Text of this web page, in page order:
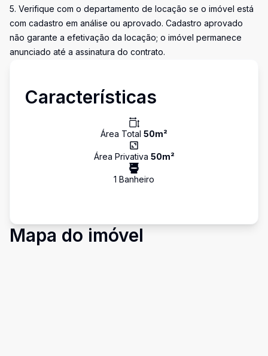
5. Verifique com o departamento de locação se o imóvel está
com cadastro em análise ou aprovado. Cadastro aprovado
não garante a efetivação da locação; o imóvel permanece
anunciado até a assinatura do contrato.
Características
Área Total 50m²
Área Privativa 50m²
1 Banheiro
Mapa do imóvel